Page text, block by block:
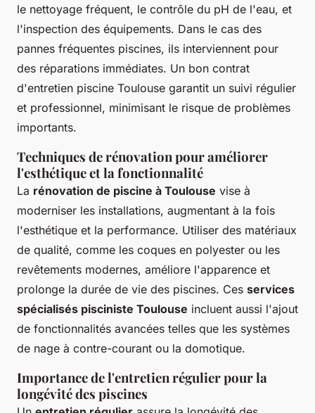
le nettoyage fréquent, le contrôle du pH de l'eau, et
l'inspection des équipements. Dans le cas des
pannes fréquentes piscines, ils interviennent pour
des réparations immédiates. Un bon contrat
d'entretien piscine Toulouse garantit un suivi régulier
et professionnel, minimisant le risque de problèmes
importants.
Techniques de rénovation pour améliorer
l'esthétique et la fonctionnalité
La rénovation de piscine à Toulouse vise à
moderniser les installations, augmentant à la fois
l'esthétique et la performance. Utiliser des matériaux
de qualité, comme les coques en polyester ou les
revêtements modernes, améliore l'apparence et
prolonge la durée de vie des piscines. Ces services
spécialisés pisciniste Toulouse incluent aussi l'ajout
de fonctionnalités avancées telles que les systèmes
de nage à contre-courant ou la domotique.
Importance de l'entretien régulier pour la
longévité des piscines